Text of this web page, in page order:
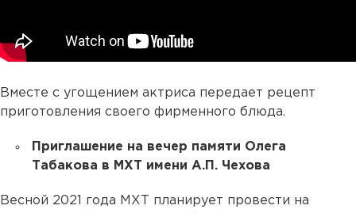
Вместе с угощением актриса передает рецепт
приготовления своего фирменного блюда.
Приглашение на вечер памяти Олега
Табакова в МХТ имени А.П. Чехова
Весной 2021 года МХТ планирует провести на